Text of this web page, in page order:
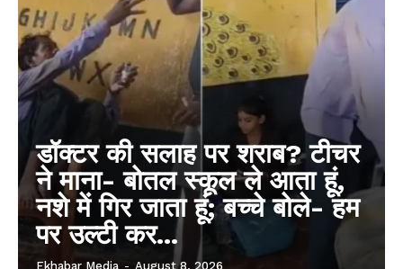
डॉक्टर की सलाह पर शराब? टीचर
ने माना- बोतल स्कूल ले आता हूं,
नशे में गिर जाता हूं; बच्चे बोले- हम
पर उल्टी कर...
Ekhabar Media - August 8, 2026